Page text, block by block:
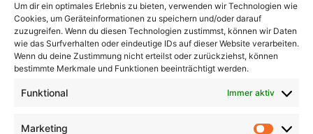
Um dir ein optimales Erlebnis zu bieten, verwenden wir Technologien wie
Cookies, um Geräteinformationen zu speichern und/oder darauf
zuzugreifen. Wenn du diesen Technologien zustimmst, können wir Daten
wie das Surfverhalten oder eindeutige IDs auf dieser Website verarbeiten.
Wenn du deine Zustimmung nicht erteilst oder zurückziehst, können
bestimmte Merkmale und Funktionen beeinträchtigt werden.
Funktional Immer aktiv
Marketing
Neueste Beiträge
In unsicheren Zeiten fragen Sie diese Fragen,
bevor Sie eine Entscheidung treffen
Baby Bodenbett – Warum ein Bodenbett für
Babys die beste Wahl sein kann
sollten Sie kennen?